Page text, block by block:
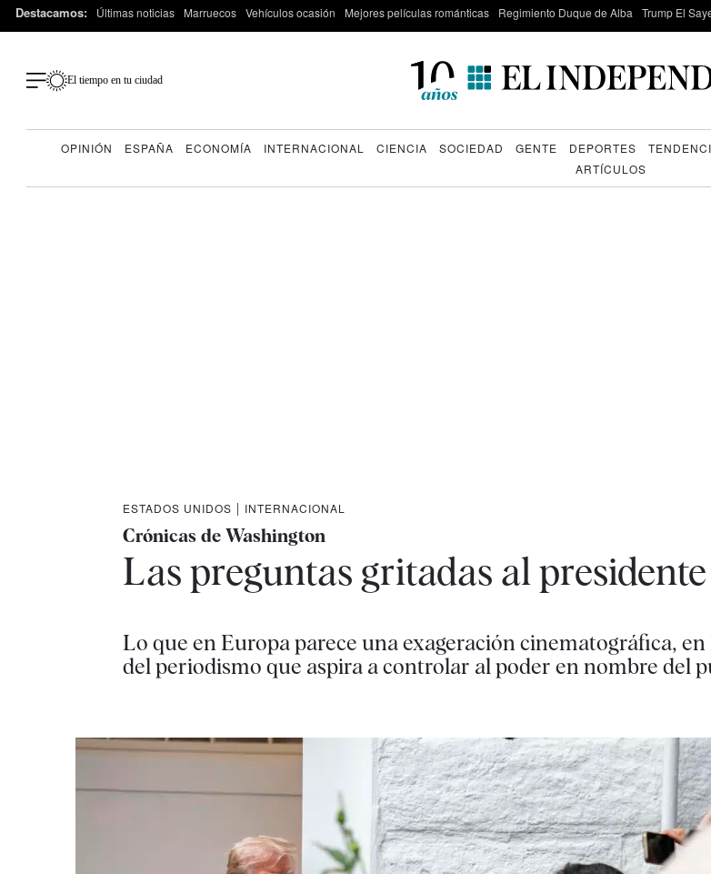
Destacamos: Últimas noticias Marruecos Vehículos ocasión Mejores películas románticas Regimiento Duque de Alba Trump El
El tiempo en tu ciudad
OPINIÓN ESPAÑA ECONOMÍA INTERNACIONAL CIENCIA SOCIEDAD GENTE DEPORTES
ARTÍCULOS
ESTADOS UNIDOS | INTERNACIONAL
Crónicas de Washington
Las preguntas gritadas al presidente
Lo que en Europa parece una exageración cinematográfica,
del periodismo que aspira a controlar al poder en nombre del